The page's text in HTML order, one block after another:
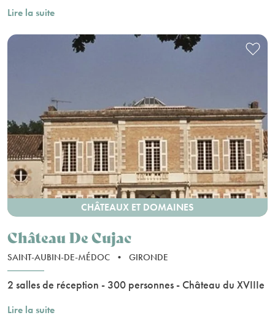
Lire la suite
CHÂTEAUX ET DOMAINES
Château De Cujac
SAINT-AUBIN-DE-MÉDOC • GIRONDE
2 salles de réception - 300 personnes - Château du XVIIIe
Lire la suite